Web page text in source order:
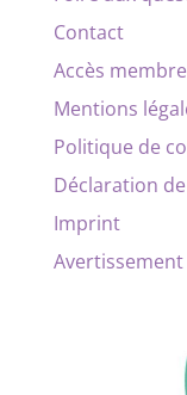
Contact
Accès
Mentions
Politique de
Déclaration
Imprint
Avertissement